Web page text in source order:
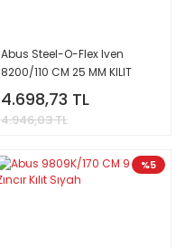
Abus Steel-O-Flex Iven
8200/110 CM 25 MM KILIT
4.698,73 TL
4.946,03 TL
%5